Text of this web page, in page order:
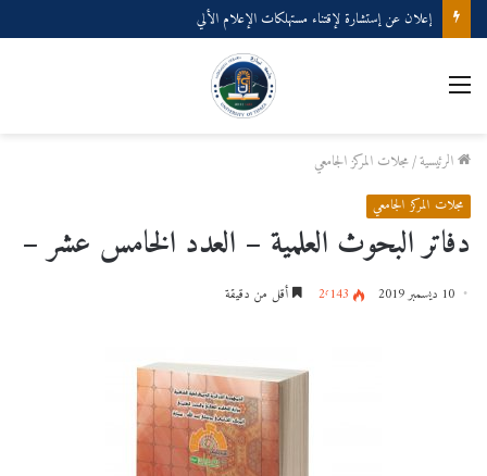
إعلان عن إستشارة لإقتناء مستهلكات الإعلام الألي
الرئيسية/مجلات المركز الجامعي
مجلات المركز الجامعي
دفاتر البحوث العلمية – العدد الخامس عشر –
10 ديسمبر 2019 2٬143 أقل من دقيقة